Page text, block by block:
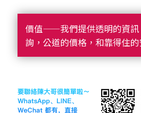
價值——我們提供透明的資訊
詢，公道的價格，和靠得住